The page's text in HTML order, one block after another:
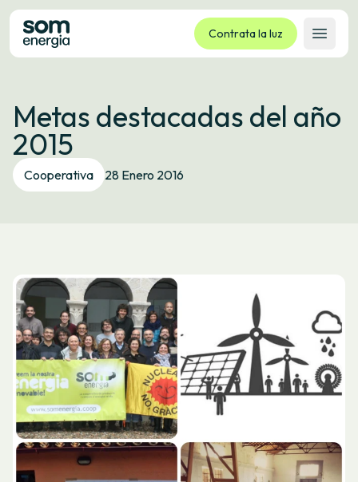
Contrata la luz
Abrir
Tarifas
Servicios
Empresas
La cooperativa
Idioma: ES CA GL EU
Metas destacadas del año
2015
Cooperativa 28 Enero 2016